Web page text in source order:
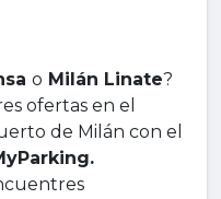
o Milán Linate?
ofertas en el
de Milán con el